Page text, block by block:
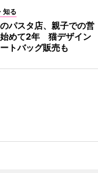
知る
パスタ店、親子での営
めて2年 猫デザイン
トバッグ販売も